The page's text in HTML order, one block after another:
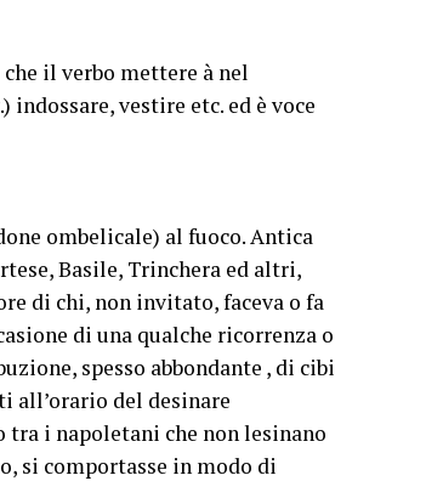
il verbo mettere à nel
vestire etc. ed è voce
ombelicale) al fuoco. Antica
Basile, Trinchera ed altri,
di chi, non invitato, faceva o fa
di una qualche ricorrenza o
spesso abbondante , di cibi
all’orario del desinare
i napoletani che non lesinano
si comportasse in modo di